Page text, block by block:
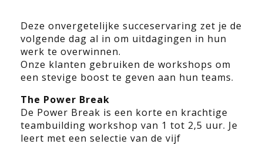
Deze onvergetelijke succeservaring zet je de
volgende dag al in om uitdagingen in hun
werk te overwinnen.
Onze klanten gebruiken de workshops om
een stevige boost te geven aan hun teams.
The Power Break
De Power Break is een korte en krachtige
teambuilding workshop van 1 tot 2,5 uur. Je
leert met een selectie van de vijf